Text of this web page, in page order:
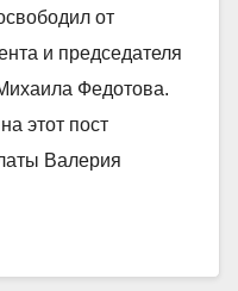
от
и председателя
Федотова.
этот пост
Валерия